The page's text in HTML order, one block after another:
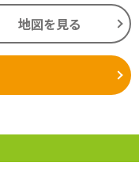
地図を見る